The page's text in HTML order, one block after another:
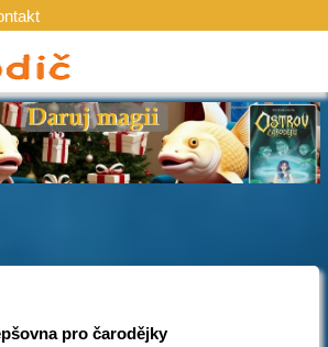
pro čarodějky